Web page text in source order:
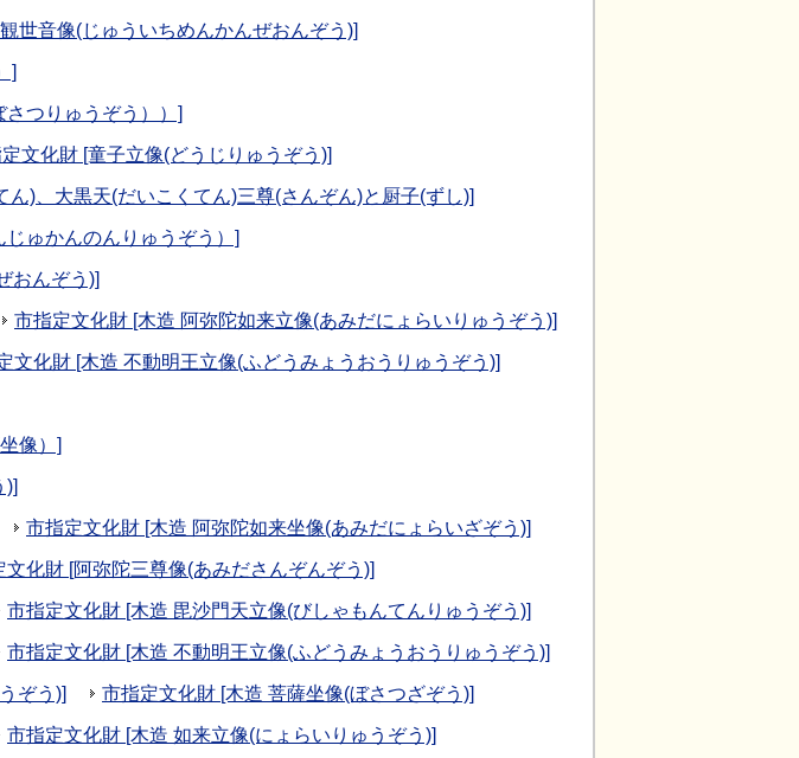
世音像(じゅういちめんかんぜおんぞう)]
]
つりゅうぞう））]
文化財 [童子立像(どうじりゅうぞう)]
)、大黒天(だいこくてん)三尊(さんぞん)と厨子(ずし)]
ゅかんのんりゅうぞう）]
おんぞう)]
市指定文化財 [木造 阿弥陀如来立像(あみだにょらいりゅうぞう)]
文化財 [木造 不動明王立像(ふどうみょうおうりゅうぞう)]
像）]
)]
市指定文化財 [木造 阿弥陀如来坐像(あみだにょらいざぞう)]
文化財 [阿弥陀三尊像(あみださんぞんぞう)]
市指定文化財 [木造 毘沙門天立像(びしゃもんてんりゅうぞう)]
市指定文化財 [木造 不動明王立像(ふどうみょうおうりゅうぞう)]
ぞう)] 市指定文化財 [木造 菩薩坐像(ぼさつざぞう)]
市指定文化財 [木造 如来立像(にょらいりゅうぞう)]